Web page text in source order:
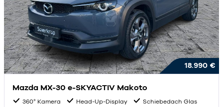
18.990 €
Mazda MX-30 e-SKYACTIV Makoto
360° Kamera Head-Up-Display Schiebedach Glas